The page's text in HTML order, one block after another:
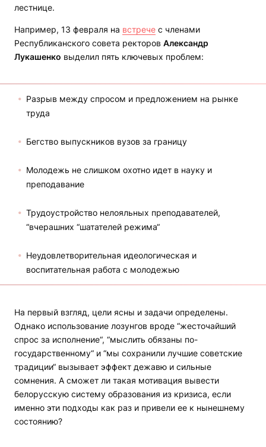
лестнице.
Например, 13 февраля на встрече с членами
Республиканского совета ректоров Александр
Лукашенко выделил пять ключевых проблем:
Разрыв между спросом и предложением на рынке
труда
Бегство выпускников вузов за границу
Молодежь не слишком охотно идет в науку и
преподавание
Трудоустройство нелояльных преподавателей,
“вчерашних “шатателей режима“
Неудовлетворительная идеологическая и
воспитательная работа с молодежью
На первый взгляд, цели ясны и задачи определены.
Однако использование лозунгов вроде “жесточайший
спрос за исполнение“, “мыслить обязаны по-
государственному“ и “мы сохранили лучшие советские
традиции“ вызывает эффект дежавю и сильные
сомнения. А сможет ли такая мотивация вывести
белорусскую систему образования из кризиса, если
именно эти подходы как раз и привели ее к нынешнему
состоянию?